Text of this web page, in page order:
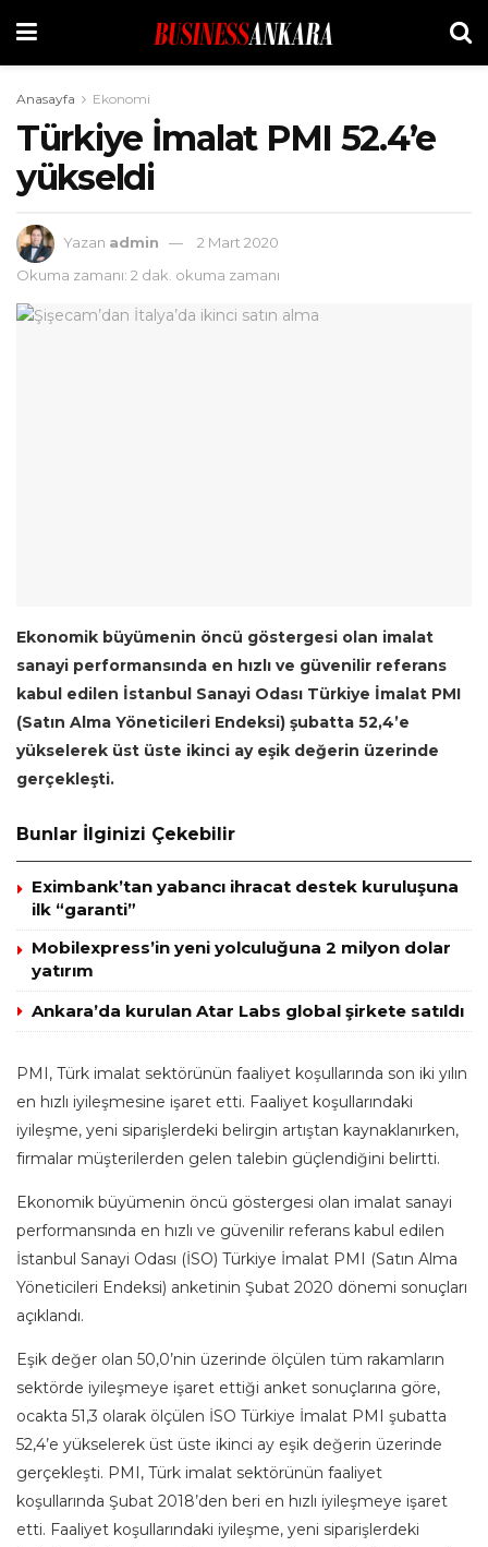
Anasayfa Ekonomi
Türkiye İmalat PMI 52.4’e
yükseldi
Yazan admin
2 Mart 2020
Okuma zamanı: 2 dak. okuma zamanı
Ekonomik büyümenin öncü göstergesi olan imalat
sanayi performansında en hızlı ve güvenilir referans
kabul edilen İstanbul Sanayi Odası Türkiye İmalat PMI
(Satın Alma Yöneticileri Endeksi) şubatta 52,4’e
yükselerek üst üste ikinci ay eşik değerin üzerinde
gerçekleşti.
Bunlar İlginizi Çekebilir
Eximbank’tan yabancı ihracat destek kuruluşuna
ilk “garanti”
Mobilexpress’in yeni yolculuğuna 2 milyon dolar
yatırım
Ankara’da kurulan Atar Labs global şirkete satıldı
PMI, Türk imalat sektörünün faaliyet koşullarında son iki yılın
en hızlı iyileşmesine işaret etti. Faaliyet koşullarındaki
iyileşme, yeni siparişlerdeki belirgin artıştan kaynaklanırken,
firmalar müşterilerden gelen talebin güçlendiğini belirtti.
Ekonomik büyümenin öncü göstergesi olan imalat sanayi
performansında en hızlı ve güvenilir referans kabul edilen
İstanbul Sanayi Odası (İSO) Türkiye İmalat PMI (Satın Alma
Yöneticileri Endeksi) anketinin Şubat 2020 dönemi sonuçları
açıklandı.
Eşik değer olan 50,0’nin üzerinde ölçülen tüm rakamların
sektörde iyileşmeye işaret ettiği anket sonuçlarına göre,
ocakta 51,3 olarak ölçülen İSO Türkiye İmalat PMI şubatta
52,4’e yükselerek üst üste ikinci ay eşik değerin üzerinde
gerçekleşti. PMI, Türk imalat sektörünün faaliyet
koşullarında Şubat 2018’den beri en hızlı iyileşmeye işaret
etti. Faaliyet koşullarındaki iyileşme, yeni siparişlerdeki